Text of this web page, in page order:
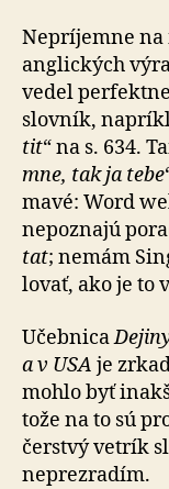
Nepríjemne na
anglických
vedel
slovník,
tit“ na s. 634.
mne, tak ja tebe
mavé: Word
nepoznajú
tat; nemám
lovať, ako je to
Učebnica
a v USA je
mohlo byť
tože na to sú
čerstvý vetrík
nepre­zradím.